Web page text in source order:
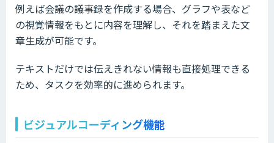
例えば会議の議事録を作成する場合、グラフや表など
の視覚情報をもとに内容を理解し、それを踏まえた文
章生成が可能です。
テキストだけでは伝えきれない情報も直接処理できる
ため、タスクを効率的に進められます。
ビジュアルコーディング機能